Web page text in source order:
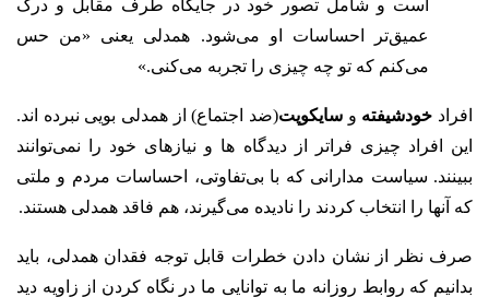
است و شامل تصور خود در جایگاه طرف مقابل و درک
عمیق‌تر احساسات او می‌شود. همدلی یعنی «من حس
می‌کنم که تو چه چیزی را تجربه می‌کنی.»
افراد خودشیفته و سایکوپت(ضد اجتماع) از همدلی بویی نبرده اند.
این افراد چیزی فراتر از دیدگاه ها و نیازهای خود را نمی‌توانند
ببینند. سیاست مدارانی که با بی‌تفاوتی، احساسات مردم و ملتی
که آنها را انتخاب کردند را نادیده می‌گیرند، هم فاقد همدلی هستند.
صرف نظر از نشان دادن خطرات قابل توجه فقدان همدلی، باید
بدانیم که روابط روزانه ما به توانایی ما در نگاه کردن از زاویه دید